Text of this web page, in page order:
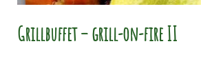
Grillbuffet – grill-on-fire II